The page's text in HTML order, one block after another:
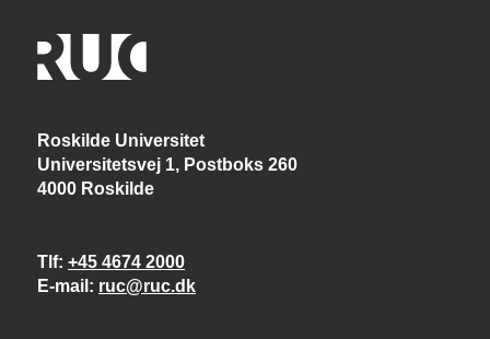
Roskilde Universitet
Universitetsvej 1, Postboks 260
4000 Roskilde
Tlf +45 4674 2000
E-mail
ruc@ruc.dk